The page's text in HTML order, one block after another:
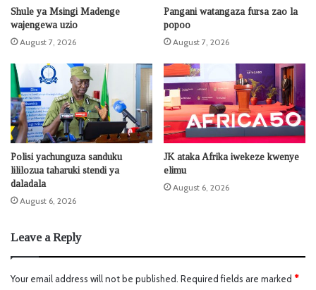
Shule ya Msingi Madenge
wajengewa uzio
August 7, 2026
Pangani watangaza fursa zao la
popoo
August 7, 2026
Polisi yachunguza sanduku
lililozua taharuki stendi ya
daladala
August 6, 2026
JK ataka Afrika iwekeze kwenye
elimu
August 6, 2026
Leave a Reply
Your email address will not be published. Required fields are marked *